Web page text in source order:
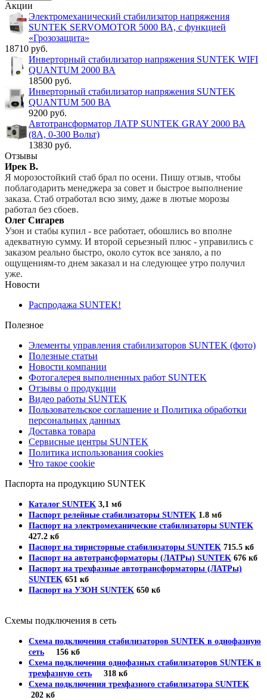
Акции
Электромеханический стабилизатор напряжения
SUNTEK SERVOMOTOR 5000 ВА, с функцией
«Грозозащита»
18710 руб.
Инверторный стабилизатор напряжения SUNTEK WIFI
QUANTUM 2000 ВА
18500 руб.
Инверторный стабилизатор напряжения SUNTEK
QUANTUM 500 ВА
9200 руб.
Автотрансформатор ЛАТР SUNTEK GRAY 2000 ВА
(8А, 0-300 Вольт)
13830 руб.
Отзывы
Ирек В.
Я морозостойкий стаб брал по осени. Пишу отзыв, чтобы
поблагодарить менеджера за совет и быстрое выполнение
заказа. Стаб отработал всю зиму, даже в лютые морозы
работал без сбоев.
Олег Сигарев
Узон и стабы купил - все работает, обошлись во вполне
адекватную сумму. И второй серьезный плюс - управились с
заказом реально быстро, около суток все заняло, а по
ощущениям-то днем заказал и на следующее утро получил
уже.
Новости
Распродажа SUNTEK!
Полезное
Элементы управления стабилизаторов SUNTEK (фото)
Полезные статьи
Новости компании
Фотогалерея выполненных работ SUNTEK
Отзывы о продукции
Видео работы SUNTEK
Пользовательское соглашение и Политика обработки
персональных данных
Доставка товара
Сервисные центры SUNTEK
Политика использования cookies
Что такое cookie
Паспорта на продукцию SUNTEK
Каталог SUNTEK 3,1 мб
Паспорт релейные стабилизаторы SUNTEK 1.8 мб
Паспорт на электромеханические стабилизаторы SUNTEK
427.2 кб
Паспорт на тиристорные стабилизаторы SUNTEK 715.5 кб
Паспорт на автотрансформаторы (ЛАТРы) SUNTEK 676 кб
Паспорт на трехфазные автотрансформаторы (ЛАТРы)
SUNTEK 651 кб
Паспорт на УЗОН SUNTEK 650 кб
Схемы подключения в сеть
Схема подключения стабилизаторов SUNTEK в однофазную
сеть 156 кб
Схема подключения однофазных стабилизаторов SUNTEK в
трехфазную сеть 318 кб
Схема подключения трехфазного стабилизатора SUNTEK
202 кб